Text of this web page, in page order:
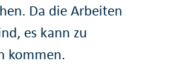
Da die Arbeiten
es kann zu
kommen.